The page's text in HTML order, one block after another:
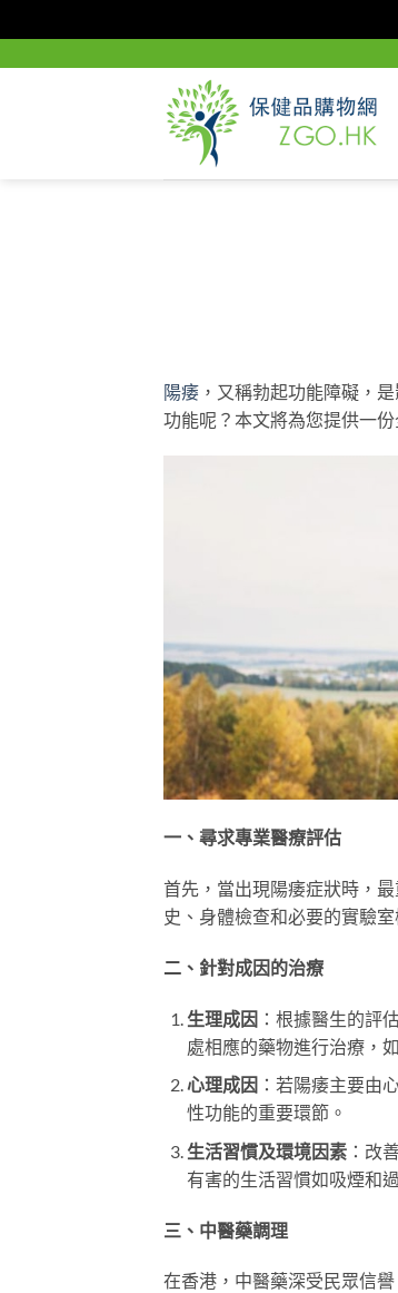
陽痿 ，又稱勃起功能障礙，
功能呢？本文將為您提供一
一、尋求專業醫療評估
首先，當出現陽痿症狀時，
史、身體檢查和必要的實驗
二、針對成因的治療
生理成因 ：根據醫生的評
處相應的藥物進行治療，
心理成因 ：若陽痿主要由
性功能的重要環節。
生活習慣及環境因素：改
有害的生活習慣如吸煙和
三、中醫藥調理
在香港，中醫藥深受民眾信